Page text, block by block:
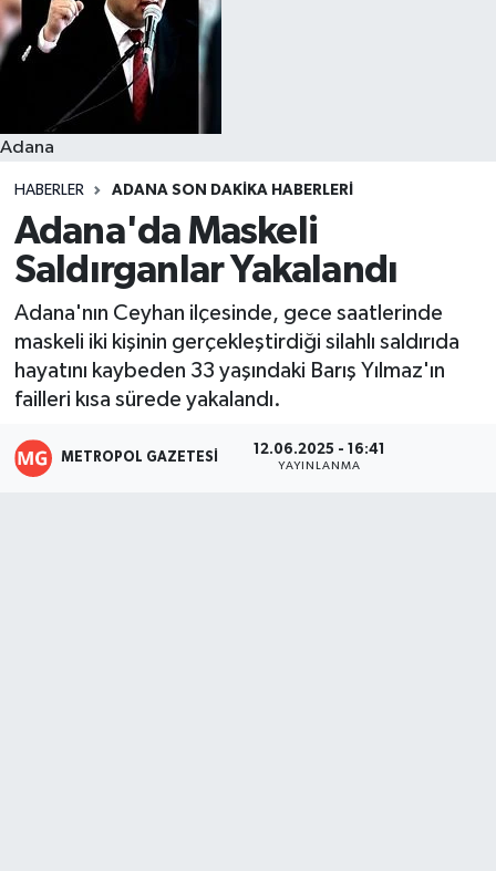
Adana
HABERLER ADANA SON DAKIKA HABERLERI
Adana'da Maskeli
Saldırganlar Yakalandı
Adana'nın Ceyhan ilçesinde, gece saatlerinde
maskeli iki kişinin gerçekleştirdiği silahlı saldırıda
hayatını kaybeden 33 yaşındaki Barış Yılmaz'ın
failleri kısa sürede yakalandı.
METROPOL GAZETESI 12.06.2025 - 16:41
YAYINLANMA
Resmi İlanlar